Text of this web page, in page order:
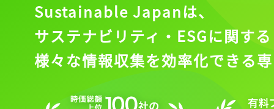
Sustainable Japanは、
サステナビリティ・ESGに関する
様々な情報収集を効率化できる